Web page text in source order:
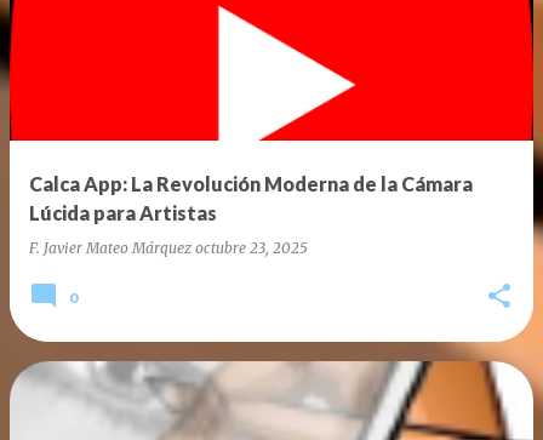
Calca App: La Revolución Moderna de la Cámara
Lúcida para Artistas
F. Javier Mateo Márquez octubre 23, 2025
0